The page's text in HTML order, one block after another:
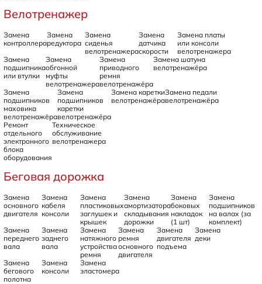
Велотренажер
Замена
контроллера
Замена
редуктора
Замена
сиденья
велотренажера
Замена
датчика
скорости
Замена платы
или консоли
велотренажера
Замена
подшипника
или втулки
Замена
обгонной
муфты
велотренажера
Замена
приводного
ремня
велотренажёра
Замена шатуна
велотренажёра
Замена
подшипников
маховика
велотренажёра
Замена
подшипников
каретки
велотренажёра
Замена каретки
велотренажёра
Замена педали
велотренажёра
Ремонт
отдельного
электронного
блока
оборудования
Техническое
обслуживание
велотренажера
Беговая дорожка
Замена
основного
двигателя
Замена
кабеля
консоли
Замена
пластиковых
заглушек и
крышек
Замена
амортизатора
складывания
дорожки
Замена
боковых
накладок
(1 шт)
Замена
подшипников
на валах (за
комплект)
Замена
переднего
вала
Замена
заднего
вала
Замена
натяжного
устройства
ремня
Замена
ремня
основного
двигателя
Замена
двигателя
подъема
Замена
деки
Замена
бегового
полотна
Замена
консоли
Замена
эластомера